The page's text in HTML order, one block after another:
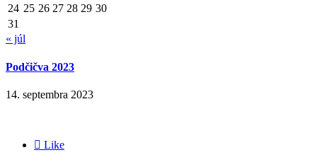
24 25 26 27 28 29 30
31
« júl
Podčičva 2023
14. septembra 2023
 Like